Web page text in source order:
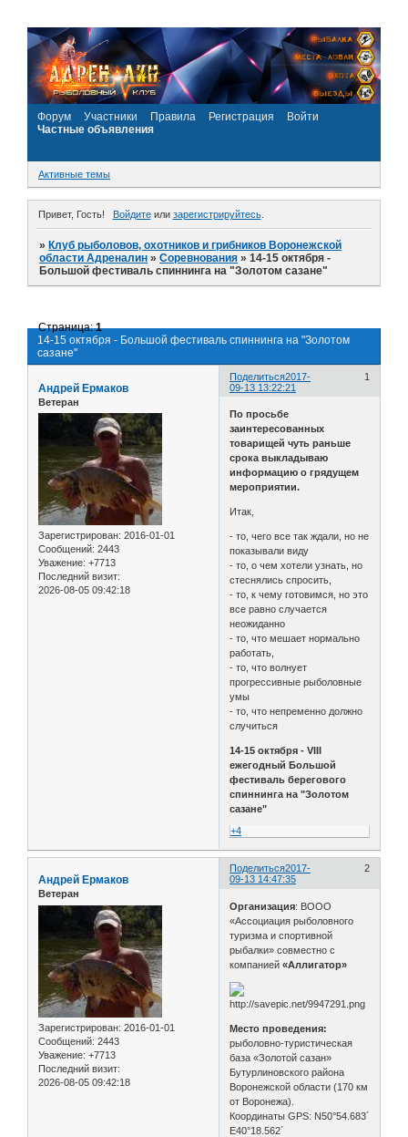
Форум Участники Правила Регистрация
Войти
Частные объявления
Активные темы
Привет, Гость! Войдитеили зарегистрируйтесь.
»Клуб рыболовов, охотников и грибников Воронежской
области Адреналин »Соревнования »14-15 октября -
Большой фестиваль спиннинга на "Золотом сазане"
14-15 октября - Большой фестиваль спиннинга на "Золотом
сазане"
Страница:1
Поделиться 1
2017-
09-13 13:22:21
Андрей Ермаков
Ветеран
Зарегистрирован: 2016-01-01
Сообщений: 2443
Уважение: +7713
Последний визит:
2026-08-05 09:42:18
По просьбе
заинтересованных
товарищей чуть раньше
срока выкладываю
информацию о грядущем
мероприятии.
Итак,
- то, чего все так ждали, но не
показывали виду
- то, о чем хотели узнать, но
стеснялись спросить,
- то, к чему готовимся, но это
все равно случается
неожиданно
- то, что мешает нормально
работать,
- то, что волнует
прогрессивные рыболовные
умы
- то, что непременно должно
случиться
14-15 октября - VIII
ежегодный Большой
фестиваль берегового
спиннинга на "Золотом
сазане"
+4
Поделиться 2
2017-
09-13 14:47:35
Андрей Ермаков
Ветеран
Зарегистрирован: 2016-01-01
Сообщений: 2443
Уважение: +7713
Последний визит:
2026-08-05 09:42:18
Организация: ВООО
«Ассоциация рыболовного
туризма и спортивной
рыбалки» совместно с
компанией«Аллигатор»
Место проведения:
рыболовно-туристическая
база «Золотой сазан»
Бутурлиновского района
Воронежской области (170 км
от Воронежа).
Координаты GPS: N50°54.683´
E40°18.562´